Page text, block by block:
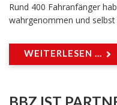
Rund 400 Fahranfänger
wahrgenommen und selbst
WEITERLESEN ...